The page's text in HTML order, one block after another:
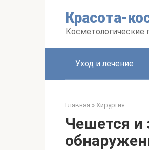
Красота-
Косметологические
Уход и лечение
Главная » Хирургия
Чешется и